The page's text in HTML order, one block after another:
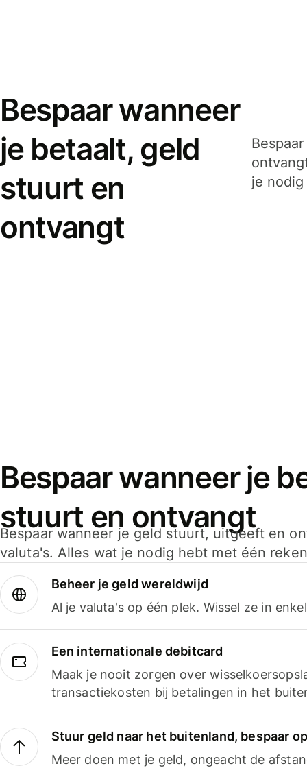
Bespaar wanneer
je betaalt, geld
stuurt en
ontvangt
je
Bespaar wanneer je
stuurt en ontvangt
Bespaar wanneer je geld stuurt, uitgeeft en
valuta's. Alles wat je nodig hebt met één
Beheer je geld wereldwijd
Al je valuta's op één plek. Wissel ze in
Een internationale debitcard
Maak je nooit zorgen over
transactiekosten bij betalingen in het
Stuur geld naar het buitenland, bespaar
Meer doen met je geld, ongeacht de